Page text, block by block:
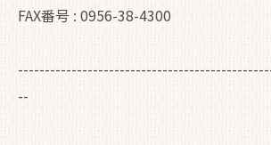
FAX番号 : 0956-38-4300
--